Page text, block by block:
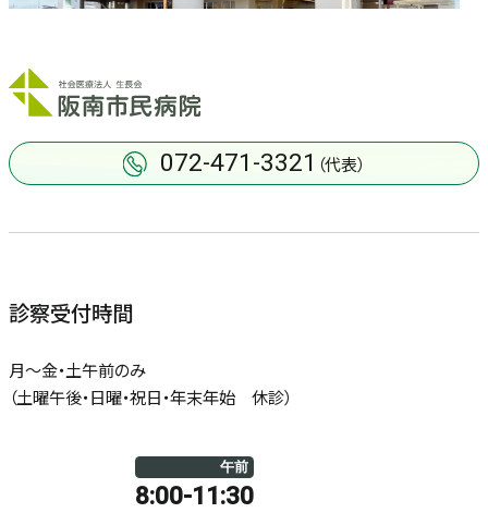
診察受付時間
月～金・土午前のみ
（土曜午後・日曜・祝日・年末年始 休診）
午前
8:00-11:30
072-471-3321 （代表）